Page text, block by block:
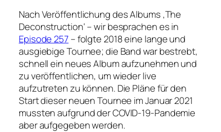
Nach Veröffentlichung des Albums ‚The
Deconstruction‘ – wir besprachen es in
Episode 257– folgte 2018 eine lange und
ausgiebige Tournee; die Band war bestrebt,
schnell ein neues Album aufzunehmen und
zu veröffentlichen, um wieder live
aufzutreten zu können. Die Pläne für den
Start dieser neuen Tournee im Januar 2021
mussten aufgrund der COVID-19-Pandemie
aber aufgegeben werden.